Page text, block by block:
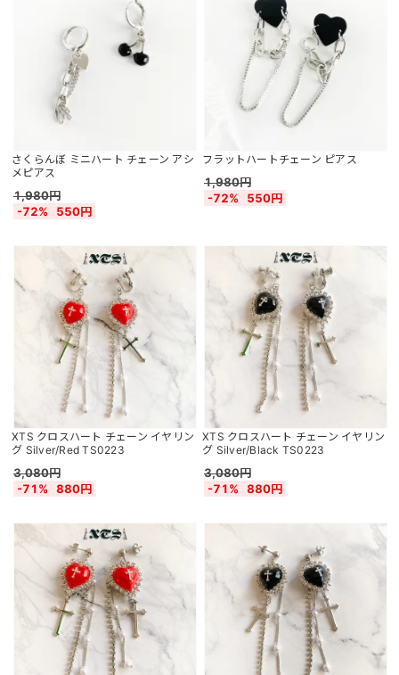
さくらんぼ ミニハート チェーン アシ
メピアス
1,980円
-72%
550円
フラットハートチェーン ピアス
1,980円
-72%
550円
XTS クロスハート チェーン イヤリン
グ Silver/Red TS0223
3,080円
-71%
880円
XTS クロスハート チェーン イヤリン
グ Silver/Black TS0223
3,080円
-71%
880円